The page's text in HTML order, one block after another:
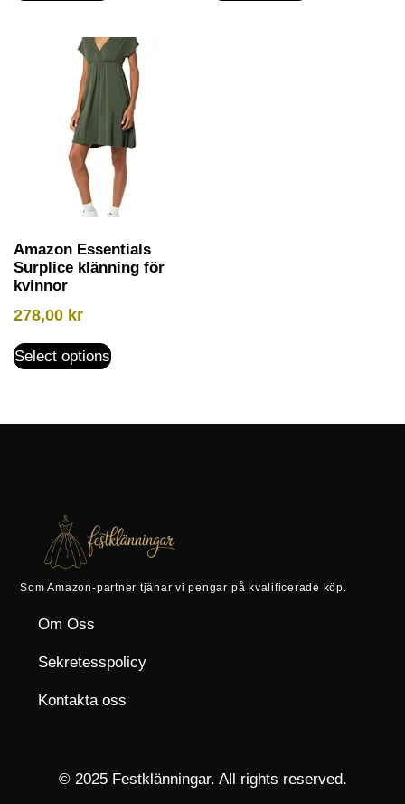
Amazon Essentials
Surplice klänning för
kvinnor
278,00 kr
Select options
Som Amazon-partner tjänar vi pengar på kvalificerade köp.
Om Oss
Sekretesspolicy
Kontakta oss
© 2025 Festklänningar. All rights reserved.